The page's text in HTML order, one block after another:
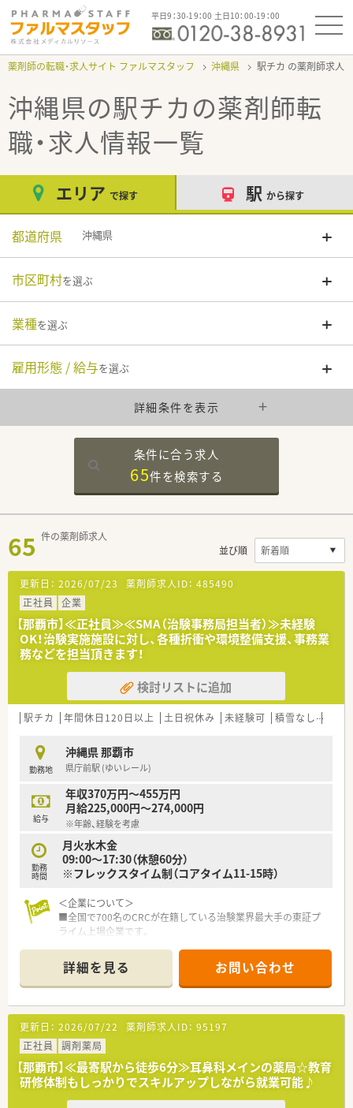
平日9：30-19：00 土日10：00-19：00
薬剤師の転職・求人サイト ファルマスタッフ 沖縄県 駅チカ
沖縄県の駅チカの薬剤師転
職・求人情報一覧
エリア で探す 駅 から探す
都道府県 沖縄県
市区町村を選ぶ
業種を選ぶ
雇用形態 / 給与を選ぶ
詳細条件を表示
条件に合う求人
65件を検索する
65 件の薬剤師求人
並び順
更新日： 2026/07/23 薬剤師求人ID： 485490
正社員
企業
【那覇市】≪正社員≫≪SMA（治験事務局担当者）≫未経験
OK！治験実施施設に対し、各種折衝や環境整備支援、事務業
務などを担当頂きます！
検討リストに追加
駅チカ 年間休日120日以上 土日祝休み 未経験可 積雪なし
勤務地
沖縄県 那覇市
県庁前駅 (ゆいレール)
給与
年収370万円～455万円
月給225,000円～274,000円
※年齢、経験を考慮
勤務
時間
月火水木金
09:00～17:30（休憩60分）
※フレックスタイム制（コアタイム11-15時）
＜企業について＞
■全国で700名のCRCが在籍している治験業界最大手の東証プ
ライム上場企業です。
とノウハウを誇っています。
■日本に新薬開発の約80%に関わり、医薬品の非臨床研究から
製造・販売まで一気通貫の事業展開をしている企業です。
■人材育成にも力を入れており、様々な研修制度を整えており業
界内でも随一です。
＜代表的な業務＞
■治験実施施設の医師への案件打診
■契約書作成、締結
■CRCの勉強会や治験実施施設での説明会の調整
■安全性等を審議する専門委員会(IRB)への対応支援
詳細を見る お問い合わせ
更新日： 2026/07/22 薬剤師求人ID： 95197
正社員
調剤薬局
【那覇市】≪最寄駅から徒歩6分≫耳鼻科メインの薬局☆教育
研修体制もしっかりでスキルアップしながら就業可能♪